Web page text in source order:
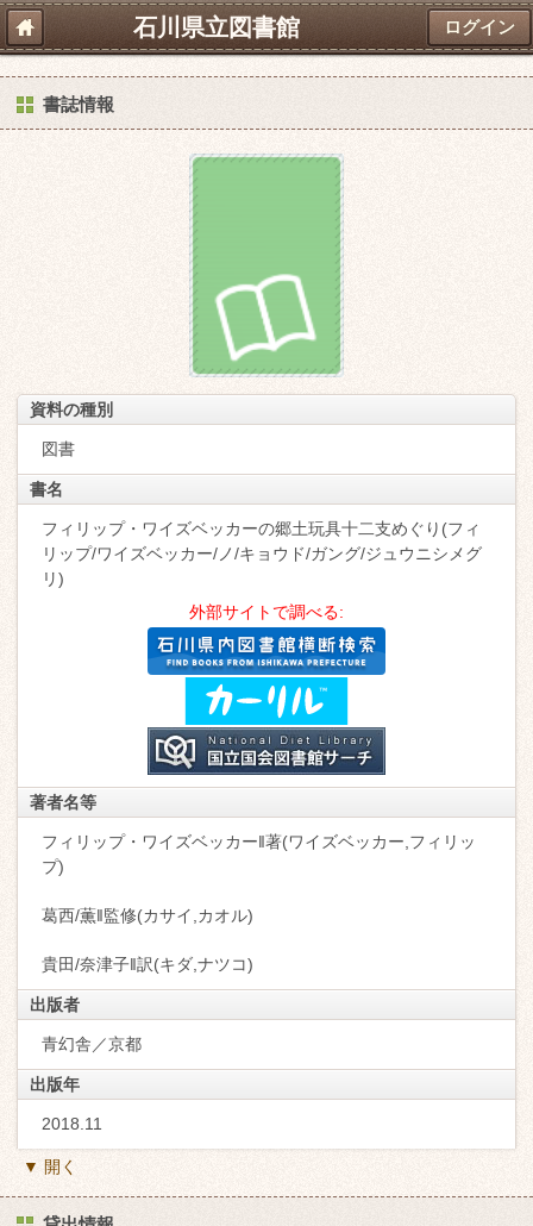
石川県立図書館 ログイン
書誌情報
資料の種別
図書
書名
フィリップ・ワイズベッカーの郷土玩具十二支めぐり(フィ
リップ/ワイズベッカー/ノ/キョウド/ガング/ジュウニシメグ
リ)
外部サイトで調べる:
著者名等
フィリップ・ワイズベッカー‖著(ワイズベッカー,フィリッ
プ)
葛西/薫‖監修(カサイ,カオル)
貴田/奈津子‖訳(キダ,ナツコ)
出版者
青幻舎／京都
出版年
2018.11
▼ 開く